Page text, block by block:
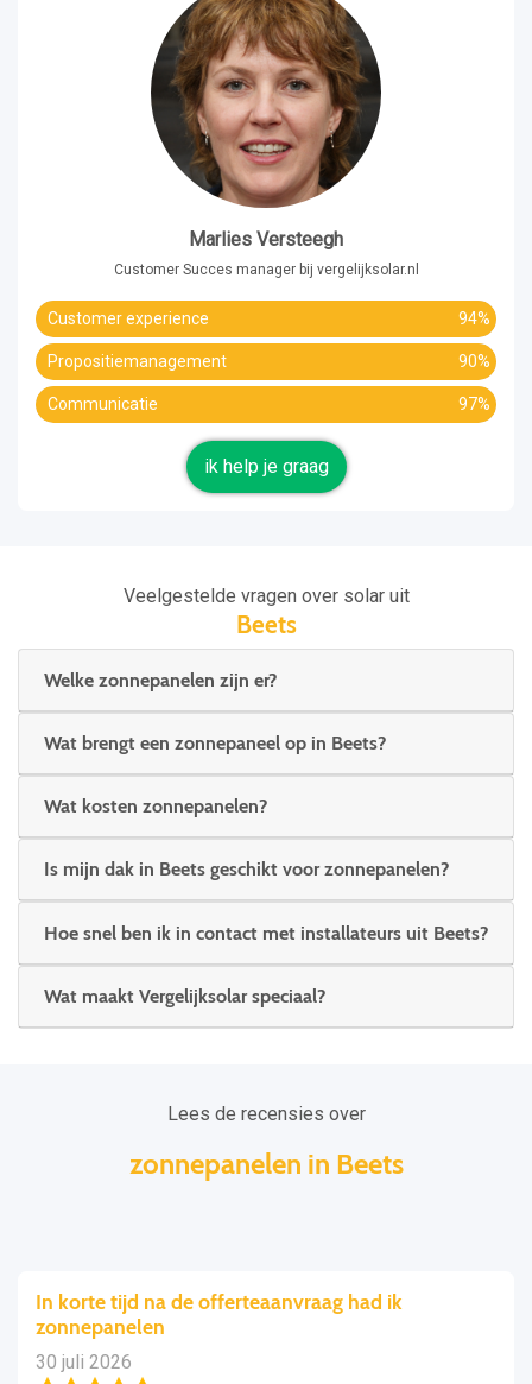
Marlies Versteegh
Customer Succes manager bij vergelijksolar.nl
Customer experience 94%
Propositiemanagement 90%
Communicatie 97%
ik help je graag
Veelgestelde vragen over solar uit
Beets
Welke zonnepanelen zijn er?
Wat brengt een zonnepaneel op in Beets?
Wat kosten zonnepanelen?
Is mijn dak in Beets geschikt voor zonnepanelen?
Hoe snel ben ik in contact met installateurs uit Beets?
Wat maakt Vergelijksolar speciaal?
Lees de recensies over
zonnepanelen in Beets
In korte tijd na de offerteaanvraag had ik
zonnepanelen
30 juli 2026